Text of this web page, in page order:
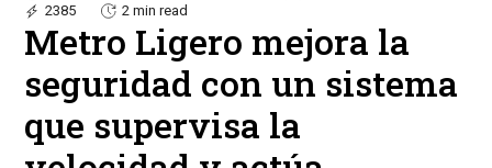
2385
2 min read
Metro Ligero mejora la
seguridad con un sistema
que supervisa la